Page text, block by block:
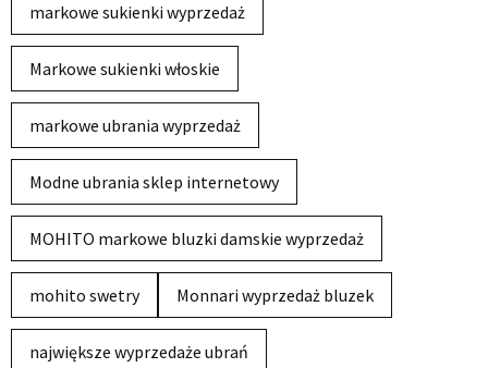
markowe sukienki wyprzedaż
Markowe sukienki włoskie
markowe ubrania wyprzedaż
Modne ubrania sklep internetowy
MOHITO markowe bluzki damskie wyprzedaż
mohito swetry Monnari wyprzedaż bluzek
największe wyprzedaże ubrań